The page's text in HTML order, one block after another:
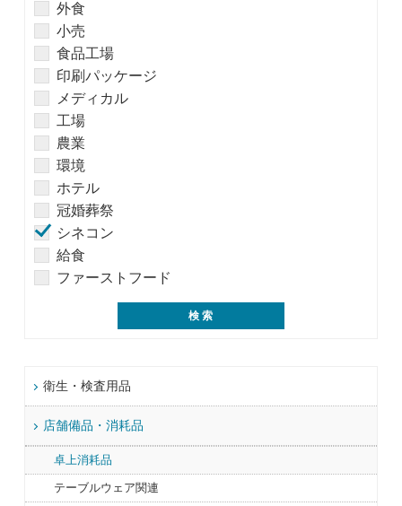
外食
小売
食品工場
印刷パッケージ
メディカル
工場
農業
環境
ホテル
冠婚葬祭
シネコン
給食
ファーストフード
衛生・検査用品
店舗備品・消耗品
卓上消耗品
テーブルウェア関連